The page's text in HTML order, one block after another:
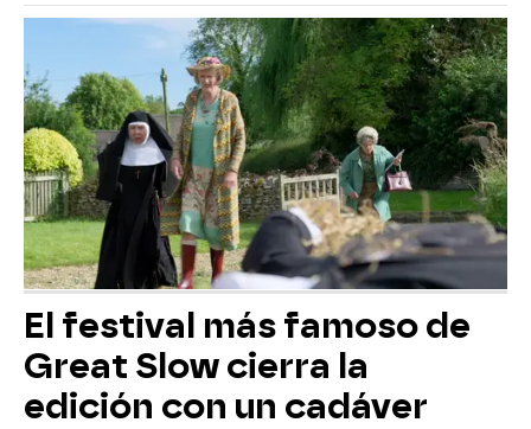
El festival más famoso de
Great Slow cierra la
edición con un cadáver